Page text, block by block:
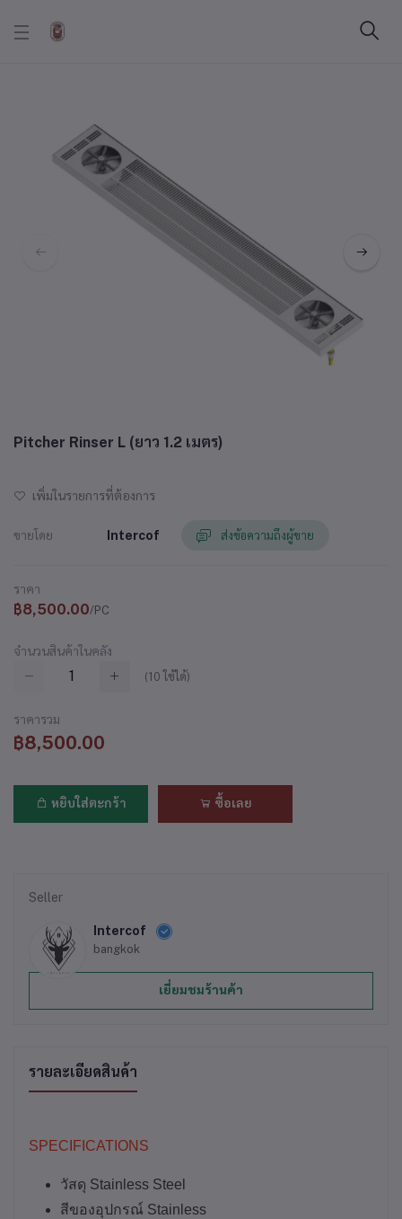
Pitcher Rinser L (ยาว 1.2 เมตร)
เพิ่มในรายการที่ต้องการ
ขายโดย Intercof ส่งข้อความถึงผู้ขาย
ราคา
฿8,500.00/PC
จำนวนสินค้าในคลัง
(10 ใช้ได้)
ราคารวม
฿8,500.00
หยิบใส่ตะกร้า ซื้อเลย
Seller
Intercof
bangkok
เยี่ยมชมร้านค้า
รายละเอียดสินค้า
SPECIFICATIONS
วัสดุ Stainless Steel
สีของอุปกรณ์ Stainless